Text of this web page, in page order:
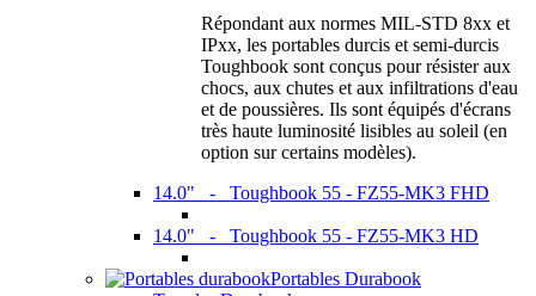
Répondant aux normes MIL-STD 8xx et
IPxx, les portables durcis et semi-durcis
Toughbook sont conçus pour résister aux
chocs, aux chutes et aux infiltrations d'eau
et de poussières. Ils sont équipés d'écrans
très haute luminosité lisibles au soleil (en
option sur certains modèles).
14.0" - Toughbook 55 - FZ55-MK3 FHD
14.0" - Toughbook 55 - FZ55-MK3 HD
Portables Durabook